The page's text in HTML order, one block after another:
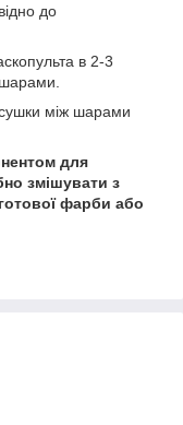
до
в 2-3
між шарами
для
змішувати з
фарби або